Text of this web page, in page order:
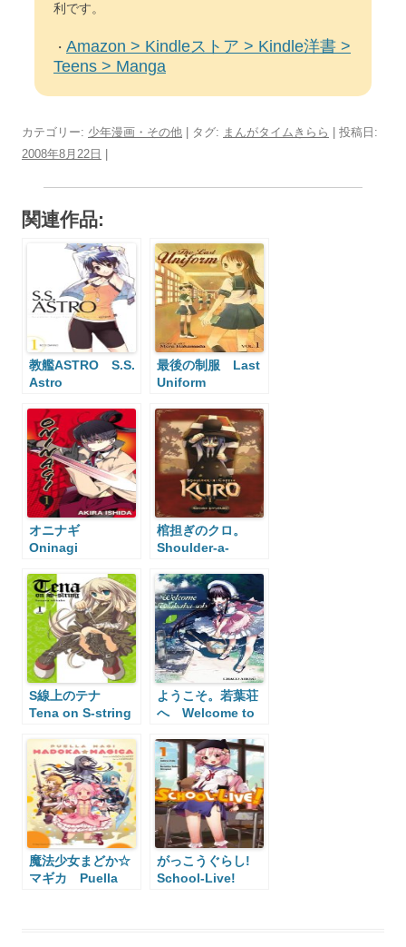
利です。
・ Amazon > Kindleストア > Kindle洋書 >
Teens > Manga
カテゴリー: 少年漫画・その他 | タグ: まんがタイムきらら
| 投稿日:
2008年8月22日
関連作品:
教艦ASTRO S.S.
Astro
最後の制服 Last
Uniform
オニナギ
Oninagi
棺担ぎのクロ。
Shoulder-a-
S線上のテナ
Tena on S-string
ようこそ。若葉荘
へ Welcome to
魔法少女まどか☆
マギカ Puella
がっこうぐらし!
School-Live!